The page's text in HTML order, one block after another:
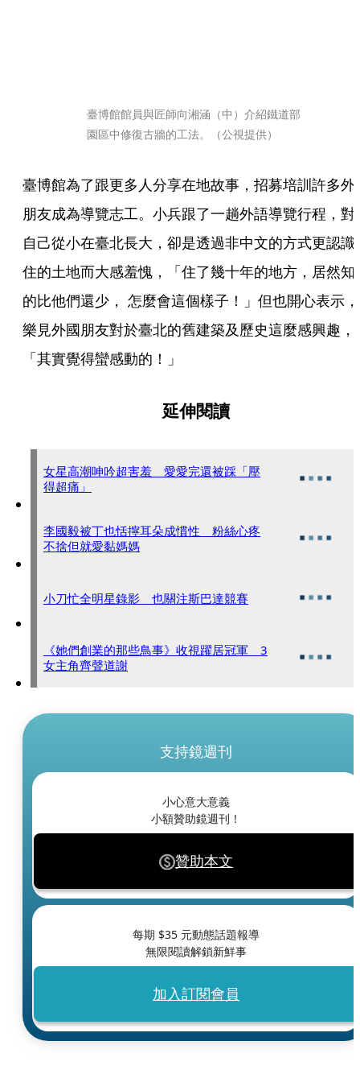
臺博館館員與匠師向湘涵（中）介紹鐵道部
園區中修復古牆的工法。（公視提供）
臺博館為了跟更多人分享在地故事，招募培訓許多外
朋友成為導覽志工。小兵跟了一趟外語導覽行程，對
自己從小在臺北長大，卻是透過非中文的方式更認識
住的土地而大感羞愧，「住了幾十年的地方，居然知
的比他們還少， 怎麼會這個樣子！」但也開心表示，
樂見外國朋友對於臺北的舊建築及歷史這麼感興趣，
「其實覺得蠻感動的！」
延伸閱讀
女星高潮呻吟超害羞 愛愛完還被踩「壓
得超痛」
李國毅被丁也恬擰耳朵成慣性 粉絲心疼
不捨但就愛黏媽媽
小刀忙全明星錄影 也關注斯巴達競賽
《她們創業的那些鳥事》收視躍居冠軍 3
女主角齊聲道謝
支持鏡週刊
小心意大意義
小額贊助鏡週刊！
贊助本文
每期 $35 元動態話題報導
無限閱讀解鎖新鮮事
加入訂閱會員